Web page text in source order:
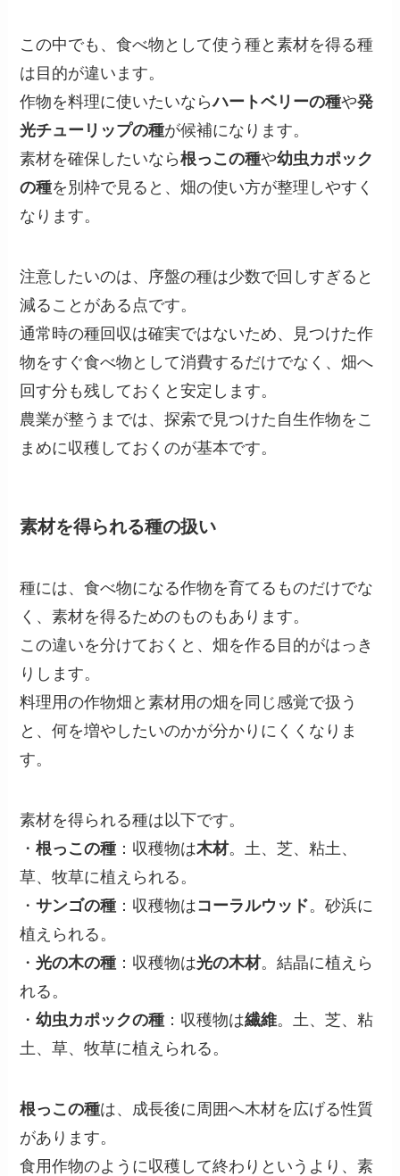
この中でも、食べ物として使う種と素材を得る種
は目的が違います。
作物を料理に使いたいならハートベリーの種や発
光チューリップの種が候補になります。
素材を確保したいなら根っこの種や幼虫カポック
の種を別枠で見ると、畑の使い方が整理しやすく
なります。
注意したいのは、序盤の種は少数で回しすぎると
減ることがある点です。
通常時の種回収は確実ではないため、見つけた作
物をすぐ食べ物として消費するだけでなく、畑へ
回す分も残しておくと安定します。
農業が整うまでは、探索で見つけた自生作物をこ
まめに収穫しておくのが基本です。
素材を得られる種の扱い
種には、食べ物になる作物を育てるものだけでな
く、素材を得るためのものもあります。
この違いを分けておくと、畑を作る目的がはっき
りします。
料理用の作物畑と素材用の畑を同じ感覚で扱う
と、何を増やしたいのかが分かりにくくなりま
す。
素材を得られる種は以下です。
・根っこの種 ：収穫物は木材。土、芝、粘土、
草、牧草に植えられる。
・サンゴの種 ：収穫物はコーラルウッド。砂浜に
植えられる。
・光の木の種 ：収穫物は光の木材。結晶に植えら
れる。
・幼虫カポックの種 ：収穫物は繊維。土、芝、粘
土、草、牧草に植えられる。
根っこの種は、成長後に周囲へ木材を広げる性質
があります。
食用作物のように収穫して終わりというより、素